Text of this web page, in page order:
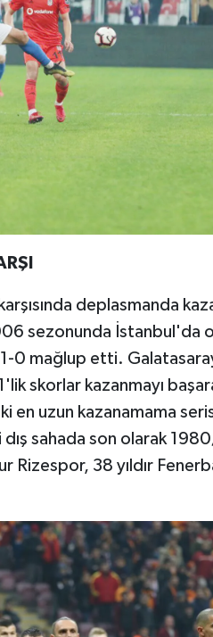
deplasmanda
sezonunda İstanbul'da
0 mağlup etti.
skorlar kazanmayı
en uzun kazanamama
dış sahada son olarak
Rizespor, 38 yıldır